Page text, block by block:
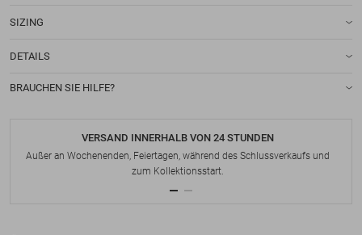
SIZING
DETAILS
BRAUCHEN SIE HILFE?
VERSAND INNERHALB VON 24 STUNDEN
Außer an Wochenenden, Feiertagen, während des Schlussverkaufs und
zum Kollektionsstart.